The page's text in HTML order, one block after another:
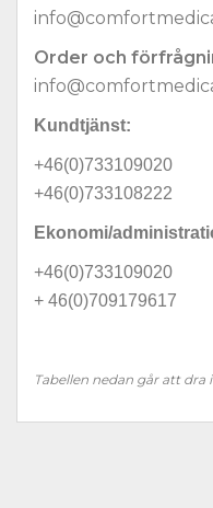
Order och
Kundtjänst:
+46(0)733109020
+46(0)733108222
Ekonomi/
+46(0)733109020
+ 46(0)709179617
Tabellen nedan går att dra